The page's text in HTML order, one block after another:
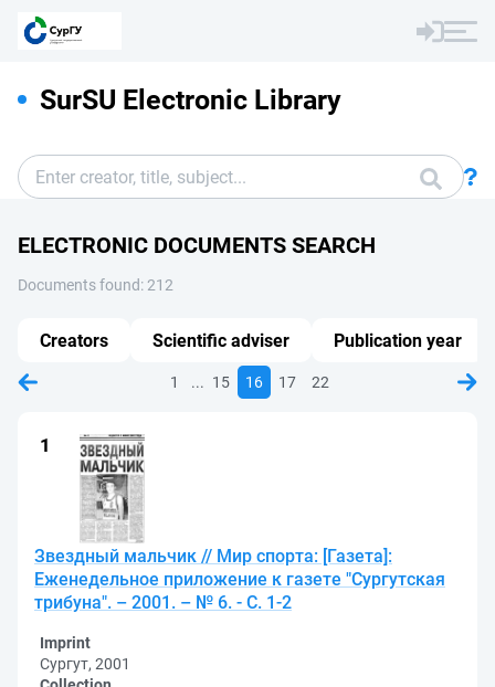
SurSU Electronic Library
ELECTRONIC DOCUMENTS SEARCH
Documents found: 212
1 ... 15 16 17 22
Звездный мальчик // Мир спорта: [Газета]:
Еженедельное приложение к газете "Сургутская
трибуна". – 2001. – № 6. - С. 1-2
Imprint
Сургут, 2001
Creators Scientific adviser Publication year